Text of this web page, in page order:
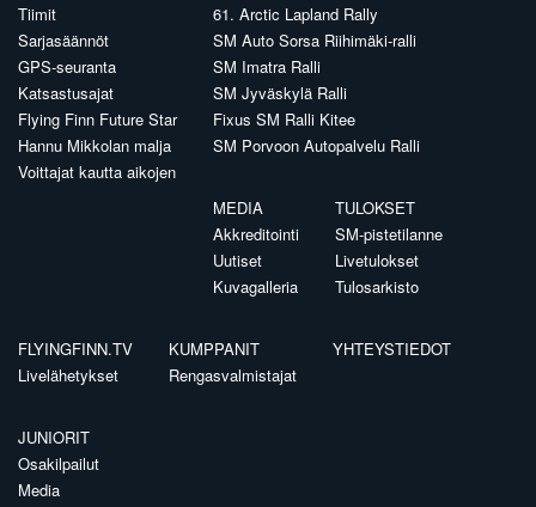
Tiimit
Sarjasäännöt
GPS-seuranta
Katsastusajat
Flying Finn Future Star
Hannu Mikkolan malja
Voittajat kautta aikojen
61. Arctic Lapland Rally
SM Auto Sorsa Riihimäki-ralli
SM Imatra Ralli
SM Jyväskylä Ralli
Fixus SM Ralli Kitee
SM Porvoon Autopalvelu Ralli
MEDIA
Akkreditointi
Uutiset
Kuvagalleria
TULOKSET
SM-pistetilanne
Livetulokset
Tulosarkisto
FLYINGFINN.TV
Livelähetykset
KUMPPANIT
Rengasvalmistajat
YHTEYSTIEDOT
JUNIORIT
Osakilpailut
Media